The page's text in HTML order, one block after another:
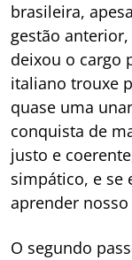
brasileira,
gestão
deixou o cargo
italiano trouxe
quase uma
conquista de
justo e
simpático, e se
aprender
O segundo